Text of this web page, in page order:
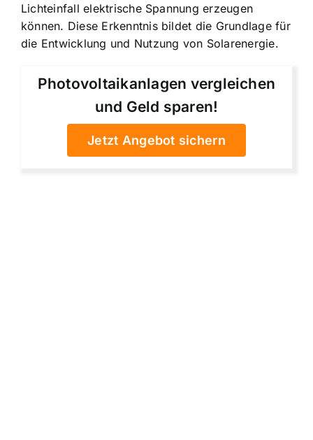
Lichteinfall elektrische Spannung erzeugen
können. Diese Erkenntnis bildet die Grundlage für
die Entwicklung und Nutzung von Solarenergie.
Photovoltaikanlagen vergleichen
und Geld sparen!
Jetzt Angebot sichern